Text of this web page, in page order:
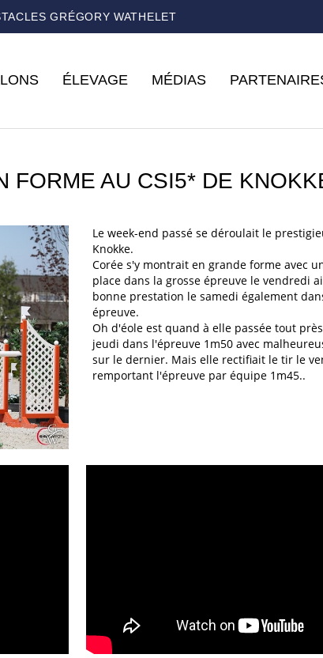
GRÉGORY WATHELET
ÉLEVAGE MÉDIAS
FORME AU CSI5* DE
Le week-end passé se déroulait le
Knokke.
Corée s'y montrait en grande forme avec
place dans la grosse épreuve le vendredi
bonne prestation le samedi également
épreuve.
Oh d'éole est quand à elle passée tout
jeudi dans l'épreuve 1m50 avec
sur le dernier. Mais elle rectifiait le tir le
remportant l'épreuve par équipe 1m45..